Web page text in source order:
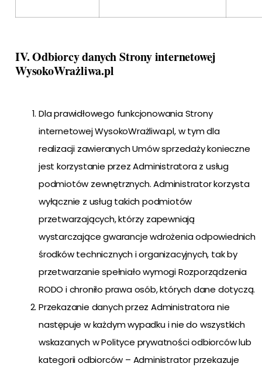
IV. Odbiorcy danych Strony internetowej
WysokoWrażliwa.pl
Dla prawidłowego funkcjonowania Strony
internetowej WysokoWrażliwa.pl, w tym dla
realizacji zawieranych Umów sprzedaży konieczne
jest korzystanie przez Administratora z usług
podmiotów zewnętrznych. Administrator korzysta
wyłącznie z usług takich podmiotów
przetwarzających, którzy zapewniają
wystarczające gwarancje wdrożenia odpowiednich
środków technicznych i organizacyjnych, tak by
przetwarzanie spełniało wymogi Rozporządzenia
RODO i chroniło prawa osób, których dane dotyczą.
Przekazanie danych przez Administratora nie
następuje w każdym wypadku i nie do wszystkich
wskazanych w Polityce prywatności odbiorców lub
kategorii odbiorców – Administrator przekazuje